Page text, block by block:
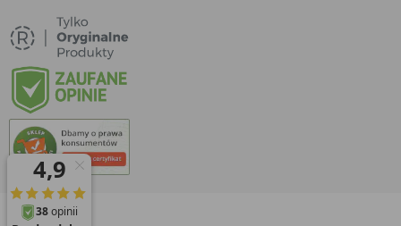
© 2026 Amisell